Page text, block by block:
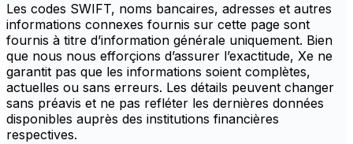
Les codes SWIFT, noms bancaires, adresses et autres
informations connexes fournis sur cette page sont
fournis à titre d’information générale uniquement. Bien
que nous nous efforçions d’assurer l’exactitude, Xe ne
garantit pas que les informations soient complètes,
actuelles ou sans erreurs. Les détails peuvent changer
sans préavis et ne pas refléter les dernières données
disponibles auprès des institutions financières
respectives.